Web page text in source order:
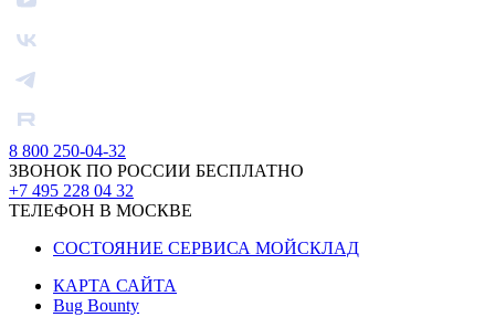
8 800 250-04-32
ЗВОНОК ПО РОССИИ БЕСПЛАТНО
+7 495 228 04 32
ТЕЛЕФОН В МОСКВЕ
СОСТОЯНИЕ СЕРВИСА МОЙСКЛАД
КАРТА САЙТА
Bug Bounty